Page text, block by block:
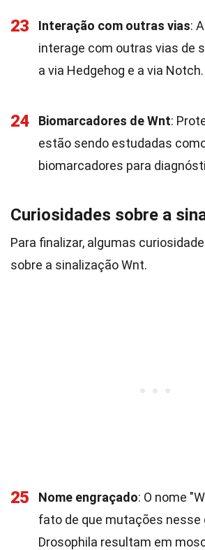
23 Interação com outras vias:
interage com outras vias de
a via Hedgehog e a via Notch.
24 Biomarcadores de Wnt:
estão sendo estudadas
biomarcadores para
Curiosidades sobre a
Para finalizar, algumas
sobre a sinalização Wnt.
25 Nome engraçado: O nome
fato de que mutações nesse
Drosophila resultam em